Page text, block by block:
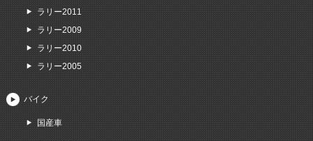
ラリー2011
ラリー2009
ラリー2010
ラリー2005
バイク
国産車